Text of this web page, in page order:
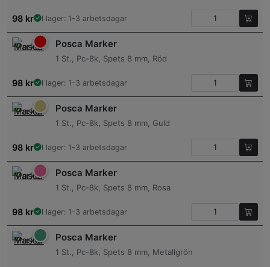
98 kr I lager: 1-3 arbetsdagar
Posca Marker
1 St., Pc-8k, Spets 8 mm, Röd
98 kr I lager: 1-3 arbetsdagar
Posca Marker
1 St., Pc-8k, Spets 8 mm, Guld
98 kr I lager: 1-3 arbetsdagar
Posca Marker
1 St., Pc-8k, Spets 8 mm, Rosa
98 kr I lager: 1-3 arbetsdagar
Posca Marker
1 St., Pc-8k, Spets 8 mm, Metallgrön